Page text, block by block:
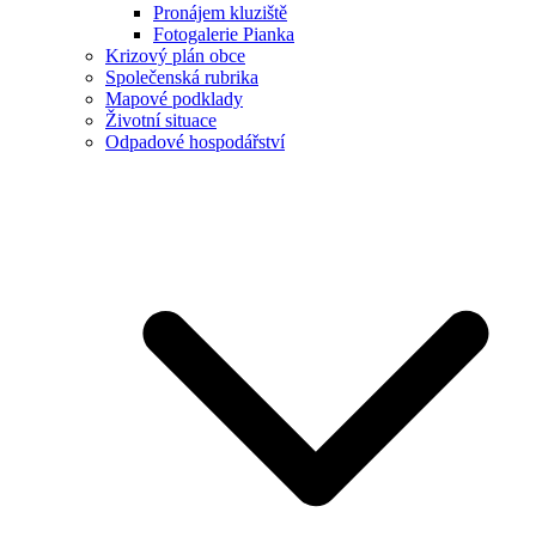
Pronájem kluziště
Fotogalerie Pianka
Krizový plán obce
Společenská rubrika
Mapové podklady
Životní situace
Odpadové hospodářství